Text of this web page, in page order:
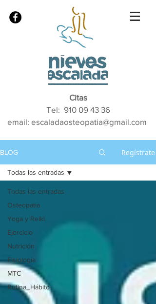
Citas
Tel: 910 09 43 36
email: escaladaosteopatia@gmail.com
BLOG Regístrate
Todas las entradas
Osteopatía
Yoga y Reiki
Ejercicio
Nutrición
Fisiología
MTC
Rutina_Hábito
Todas las entradas